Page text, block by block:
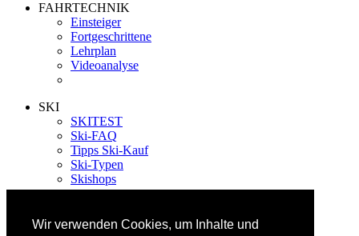
Wir verwenden Cookies, um Inhalte und
FAHRTECHNIK
Einsteiger
Fortgeschrittene
Lehrplan
Videoanalyse
SKI
SKITEST
Ski-FAQ
Tipps Ski-Kauf
Ski-Typen
Skishops
Skibekleidung